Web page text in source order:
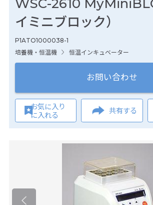
WSC-2610
イミニブロック）
P1ATO1000038-1
培養機・恒温機
恒温インキュベーター
お問い合わせ
お気に入り
に入れる
共有する